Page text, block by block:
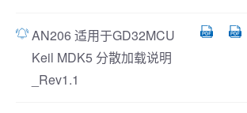
AN206 适用于GD32MCU
Keil MDK5 分散加载说明
_Rev1.1